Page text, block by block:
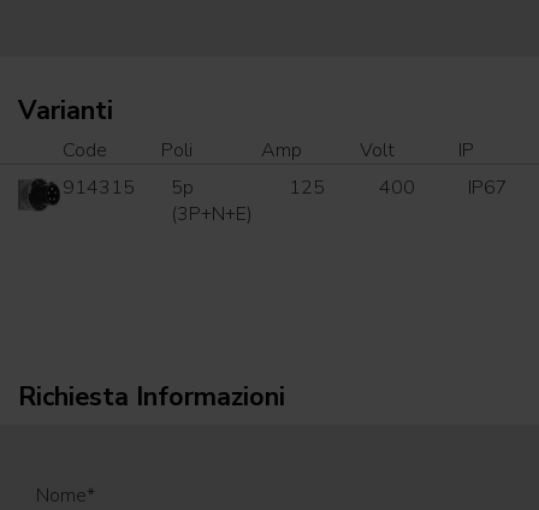
Varianti
Code Poli Amp Volt
IP
914315
5p
(3P+N+E)
125 400 IP67
Richiesta Informazioni
Nome*